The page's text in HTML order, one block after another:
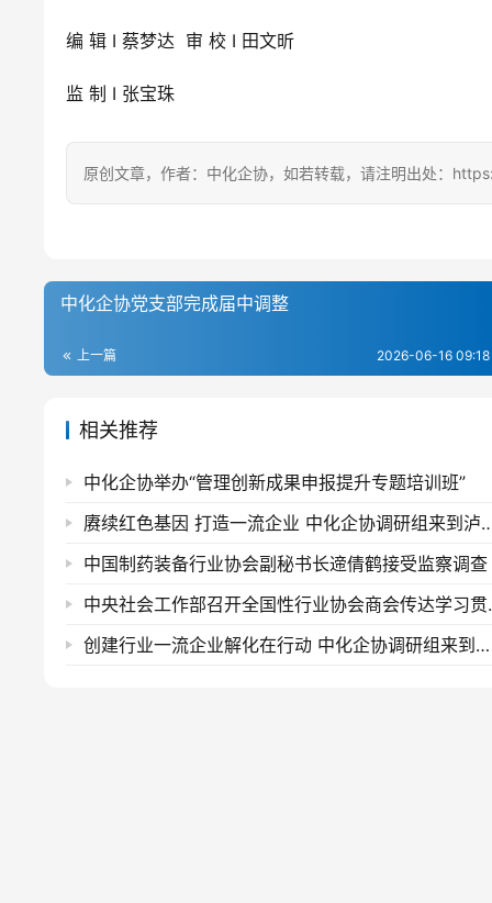
编 辑 I 蔡梦达  审 校 I 田文昕
监 制 I 张宝珠
原创文章，作者：中化企协，如若转载，请注明出处：
中化企协党支部完成届中调整
上一篇 2026-06-16 09:18
相关推荐
中化企协举办“管理创新成果申报提升专题培训班”
赓续红色基因 打造一流企
中国制药装备行业协会副秘书长遆倩鹤接受监察调查
中央社会工作
创建行业一流企业解化在行动 中化企协调研组来到云南解化